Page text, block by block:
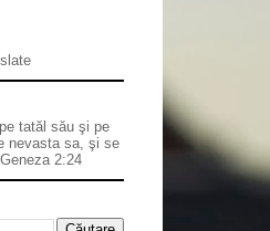
tatăl său şi pe
nevasta sa, şi se
Geneza 2:24